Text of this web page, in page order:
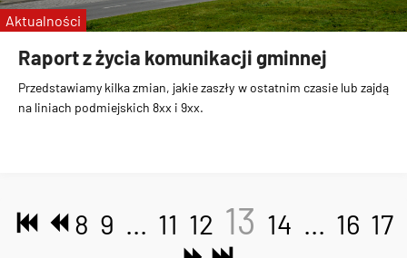
Raport z życia komunikacji gminnej
Przedstawiamy kilka zmian, jakie zaszły w ostatnim czasie lub zajdą
na liniach podmiejskich 8xx i 9xx.
Aktualności
8 9 ... 11 12 13 14 ... 16 17